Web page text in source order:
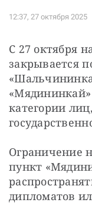
С 27 октября
закрывается
категории лиц,
Ограничение
пункт
дипломатов